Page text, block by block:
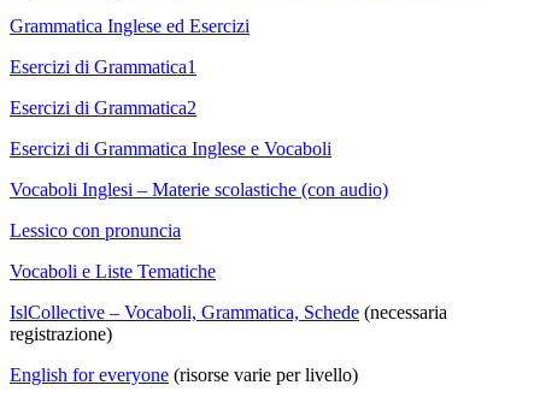
Grammatica Inglese ed Esercizi
Esercizi di Grammatica1
Esercizi di Grammatica2
Esercizi di Grammatica Inglese e Vocaboli
Vocaboli Inglesi – Materie scolastiche (con audio)
Lessico con pronuncia
Vocaboli e Liste Tematiche
IslCollective – Vocaboli, Grammatica, Schede (necessaria
registrazione)
English for everyone (risorse varie per livello)